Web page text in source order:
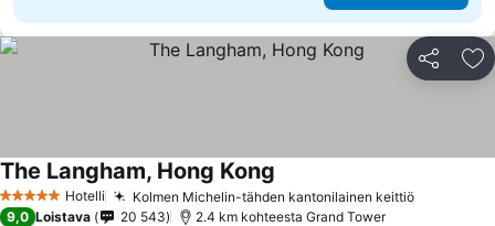
Jaa
5 Tähtiluokitus
Hotelli Kolmen Michelin-tähden kantonilainen keittiö
The Langham, Hong Kong
9,0 Loistava 20 543 2.4 km kohteesta Grand Tower